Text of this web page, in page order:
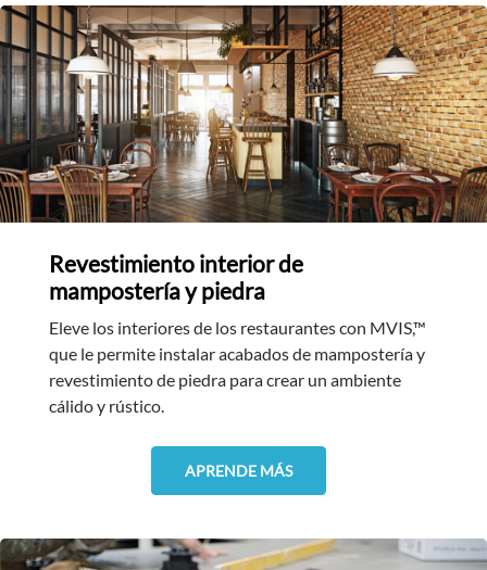
Revestimiento interior de
mampostería y piedra
Eleve los interiores de los restaurantes con MVIS,™
que le permite instalar acabados de mampostería y
revestimiento de piedra para crear un ambiente
cálido y rústico.
APRENDE MÁS